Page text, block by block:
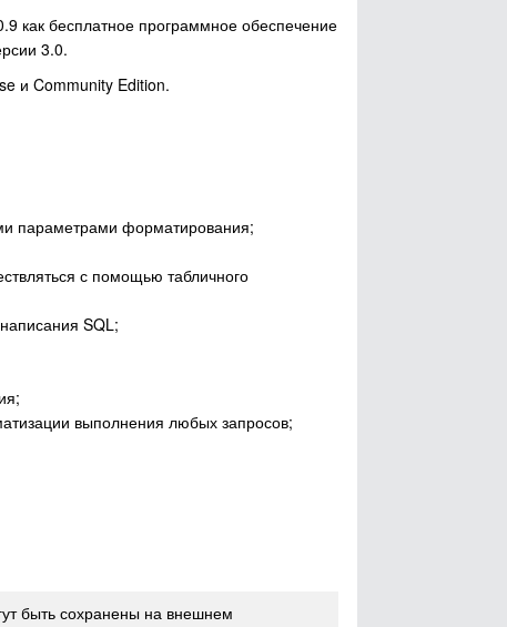
как бесплатное программное обеспечение
3.0.
и Community Edition.
параметрами форматирования;
с помощью табличного
SQL;
выполнения любых запросов;
быть сохранены на внешнем